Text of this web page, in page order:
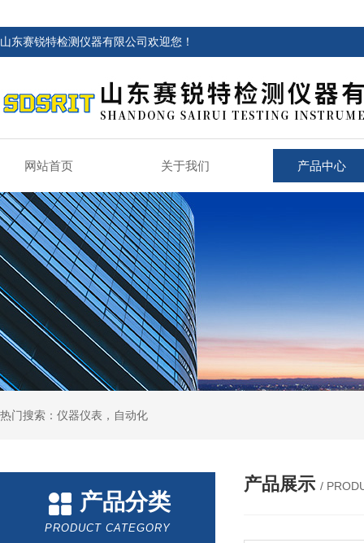
山东赛锐特检测仪器有限公司欢迎您！
网站首页 关于我们 产品中心
热门搜索：仪器仪表，自动化
产品分类
PRODUCT CATEGORY
产品展示 /